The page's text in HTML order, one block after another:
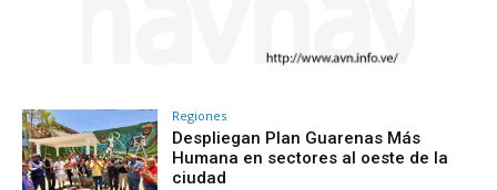
Regiones
Despliegan Plan Guarenas Más
Humana en sectores al oeste de la
ciudad